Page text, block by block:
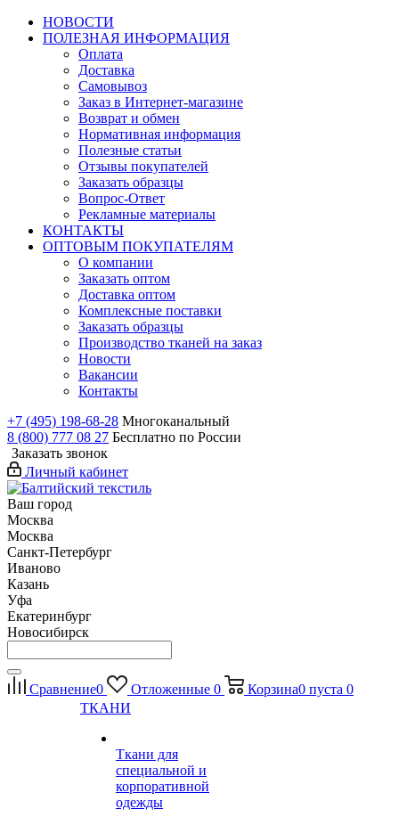
НОВОСТИ
ПОЛЕЗНАЯ ИНФОРМАЦИЯ
Оплата
Доставка
Самовывоз
Заказ в Интернет-магазине
Возврат и обмен
Нормативная информация
Полезные статьи
Отзывы покупателей
Заказать образцы
Вопрос-Ответ
Рекламные материалы
КОНТАКТЫ
ОПТОВЫМ ПОКУПАТЕЛЯМ
О компании
Заказать оптом
Доставка оптом
Комплексные поставки
Заказать образцы
Производство тканей на заказ
Новости
Вакансии
Контакты
+7 (495) 198-68-28 Многоканальный
8 (800) 777 08 27 Бесплатно по России
Заказать звонок
Личный кабинет
Ваш город
Москва
Москва
Санкт-Петербург
Иваново
Казань
Уфа
Екатеринбург
Новосибирск
Сравнение0 Отложенные 0 Корзина0 пуста 0
ТКАНИ
Ткани для
специальной и
корпоративной
одежды